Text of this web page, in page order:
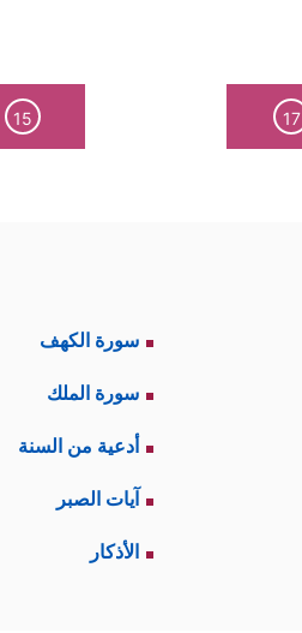
17
15
سورة الكهف
سورة الملك
أدعية من السنة
آيات الصبر
الأذكار